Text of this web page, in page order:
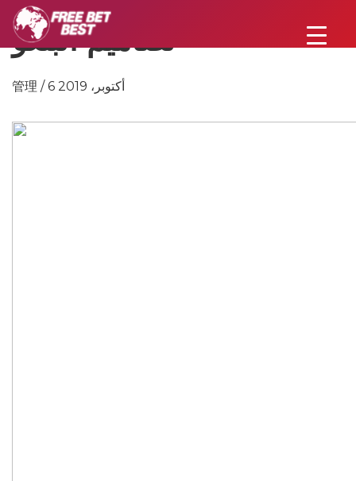
تصاميم البنغو
管理 / 6 أكتوبر، 2019